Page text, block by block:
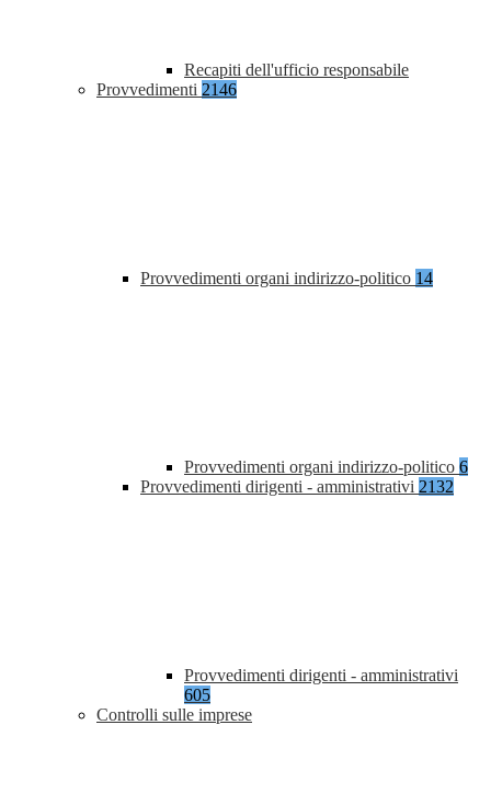
Recapiti dell'ufficio responsabile
Provvedimenti 2146
Provvedimenti organi indirizzo-politico 14
Provvedimenti organi indirizzo-politico 6
Provvedimenti dirigenti - amministrativi 2132
Provvedimenti dirigenti - amministrativi
605
Controlli sulle imprese